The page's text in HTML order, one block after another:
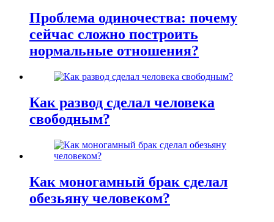
Проблема одиночества: почему
сейчас сложно построить
нормальные отношения?
Как развод сделал человека
свободным?
Как моногамный брак сделал
обезьяну человеком?